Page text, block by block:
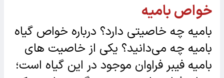
خواص بامیه
بامیه چه خاصیتی دارد؟ درباره خواص گیاه
بامیه چه می‌دانید؟ یکی از خاصیت های
بامیه فیبر فراوان موجود در این گیاه است؛